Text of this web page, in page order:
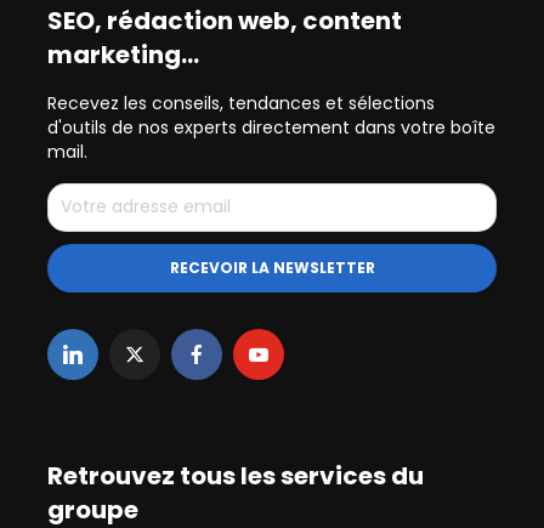
SEO, rédaction web, content
marketing…
Recevez les conseils, tendances et sélections
d'outils de nos experts directement dans votre boîte
mail.
Retrouvez tous les services du
groupe